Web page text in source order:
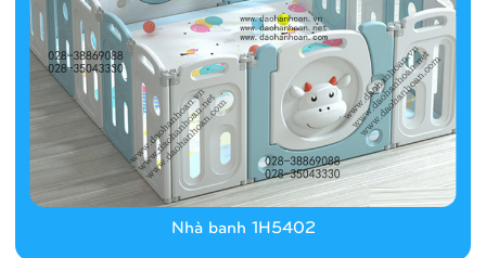
Nhà banh 1H5402